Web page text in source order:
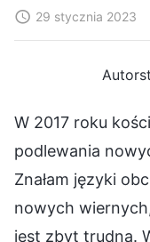
29 stycznia 2023
W 2017 roku
podlewania
Znałam języki
nowych
jest zbyt trudna.